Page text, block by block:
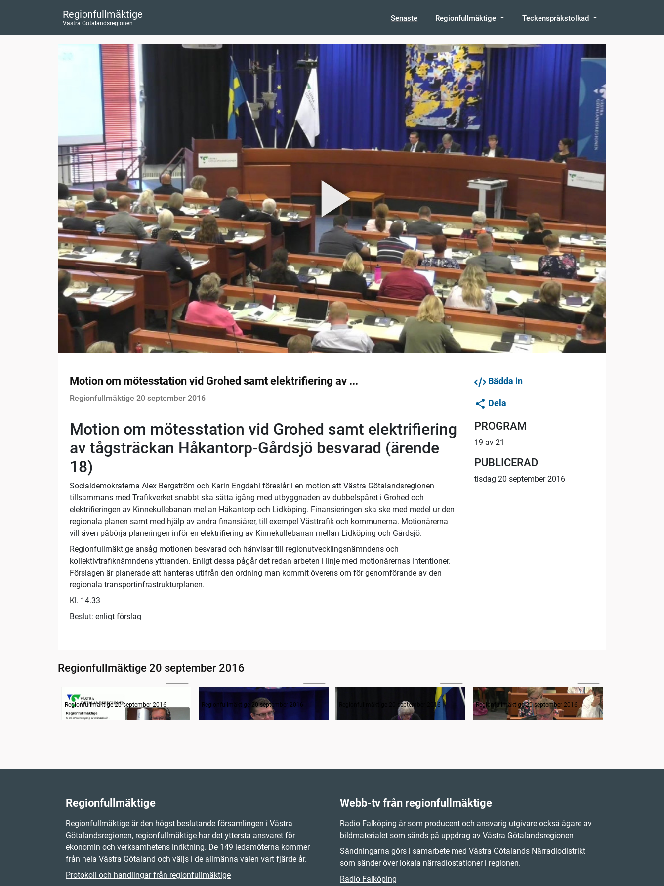
Regionfullmäktige
Västra Götalandsregionen
Senaste Regionfullmäktige Teckenspråkstolkad
Motion om mötesstation vid Grohed samt elektrifiering av ...
Regionfullmäktige 20 september 2016
Motion om mötesstation vid Grohed samt elektrifiering
av tågsträckan Håkantorp-Gårdsjö besvarad (ärende
18)
Socialdemokraterna Alex Bergström och Karin Engdahl föreslår i en motion att Västra Götalandsregionen
tillsammans med Trafikverket snabbt ska sätta igång med utbyggnaden av dubbelspåret i Grohed och
elektrifieringen av Kinnekullebanan mellan Håkantorp och Lidköping. Finansieringen ska ske med medel ur den
regionala planen samt med hjälp av andra finansiärer, till exempel Västtrafik och kommunerna. Motionärerna
vill även påbörja planeringen inför en elektrifiering av Kinnekullebanan mellan Lidköping och Gårdsjö.
Regionfullmäktige ansåg motionen besvarad och hänvisar till regionutvecklingsnämndens och
kollektivtrafiknämndens yttranden. Enligt dessa pågår det redan arbeten i linje med motionärernas intentioner.
Förslagen är planerade att hanteras utifrån den ordning man kommit överens om för genomförande av den
regionala transportinfrastrukturplanen.
Kl. 14.33
Beslut: enligt förslag
Bädda in
Dela
PROGRAM
19 av 21
PUBLICERAD
tisdag 20 september 2016
Regionfullmäktige 20 september 2016
Information om dagens ärenden
Regionfullmäktige 20 september 2016
Inledande formalia
Regionfullmäktige 20 september 2016
Interpellation om sommarsituationen i vården
Regionfullmäktige 20 september 2016
Interpellation om väntetider och tillgängligheten inom ...
Regionfullmäktige 20 september 2016
Regionfullmäktige
Regionfullmäktige är den högst beslutande församlingen i Västra
Götalandsregionen, regionfullmäktige har det yttersta ansvaret för
ekonomin och verksamhetens inriktning. De 149 ledamöterna kommer
från hela Västra Götaland och väljs i de allmänna valen vart fjärde år.
Protokoll och handlingar från regionfullmäktige
Webb-tv från regionfullmäktige
Radio Falköping är som producent och ansvarig utgivare också ägare av
bildmaterialet som sänds på uppdrag av Västra Götalandsregionen
Sändningarna görs i samarbete med Västra Götalands Närradiodistrikt
som sänder över lokala närradiostationer i regionen.
Radio Falköping